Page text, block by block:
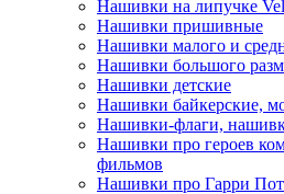
Нашивки на липучке
Нашивки пришивные
Нашивки малого и
Нашивки большого
Нашивки детские
Нашивки байкерские,
Нашивки-флаги,
Нашивки про героев
фильмов
Нашивки про Гарри